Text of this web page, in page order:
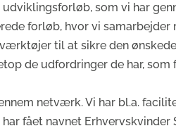
som vi har
forløb, hvor vi samarbejder
til at sikre den
de udfordringer de har,
netværk. Vi har bl.a.
fået navnet